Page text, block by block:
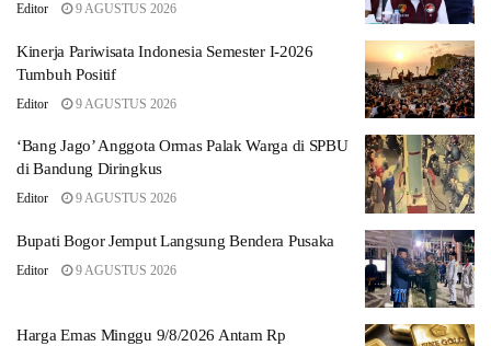
Editor 9 AGUSTUS 2026
Kinerja Pariwisata Indonesia Semester I-2026
Tumbuh Positif
Editor 9 AGUSTUS 2026
‘Bang Jago’ Anggota Ormas Palak Warga di SPBU
di Bandung Diringkus
Editor 9 AGUSTUS 2026
Bupati Bogor Jemput Langsung Bendera Pusaka
Editor 9 AGUSTUS 2026
Harga Emas Minggu 9/8/2026 Antam Rp